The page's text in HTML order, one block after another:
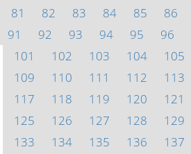
81
82 83 84 85 86
91
92 93 94 95 96
101
102 103 104 105
109
110 111 112 113
117
118 119 120 121
125
126 127 128 129
133
134 135 136 137